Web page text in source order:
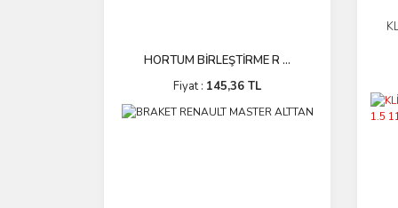
HORTUM BİRLEŞTİRME R ...
Fiyat : 145,36 TL